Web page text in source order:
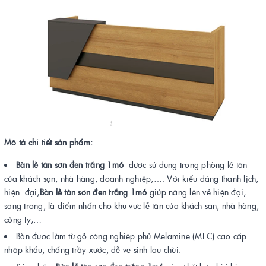
Mô tả chi tiết sản phẩm:
Bàn lễ tân sơn đen trắng 1m6 được sử dụng trong phòng lễ tân
của khách sạn, nhà hàng, doanh nghiệp,…. Với kiểu dáng thanh lịch,
hiện đại,Bàn lễ tân sơn đen trắng 1m6 giúp nâng lên vẻ hiện đại,
sang trọng, là điểm nhấn cho khu vực lễ tân của khách sạn, nhà hàng,
công ty,…
Bàn được làm từ gỗ công nghiệp phủ Melamine (MFC) cao cấp
nhập khẩu, chống trầy xước, dễ vệ sinh lau chùi.